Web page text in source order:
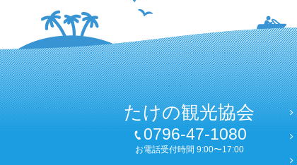
たけの観光協会
0796-47-1080
お電話受付時間 9:00〜17:00